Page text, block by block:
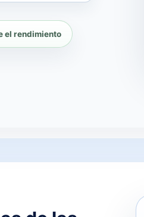
el rendimiento